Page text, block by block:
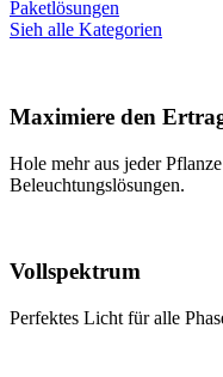
Paketlösungen
Sieh alle Kategorien
Maximiere den
Hole mehr aus jeder
Beleuchtungslösungen.
Vollspektrum
Perfektes Licht für alle